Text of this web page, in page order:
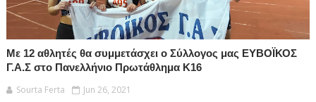
Με 12 αθλητές θα συμμετάσχει ο Σύλλογος μας ΕΥΒΟΪΚΟΣ
Γ.Α.Σ στο Πανελλήνιο Πρωτάθλημα Κ16
Sourta Ferta
Jun 26, 2021